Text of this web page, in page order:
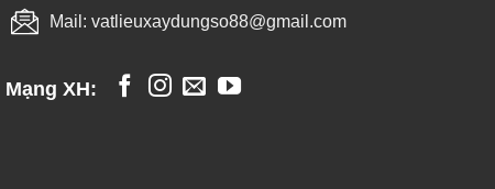
Mail: vatlieuxaydungso88@gmail.com
Mạng XH: